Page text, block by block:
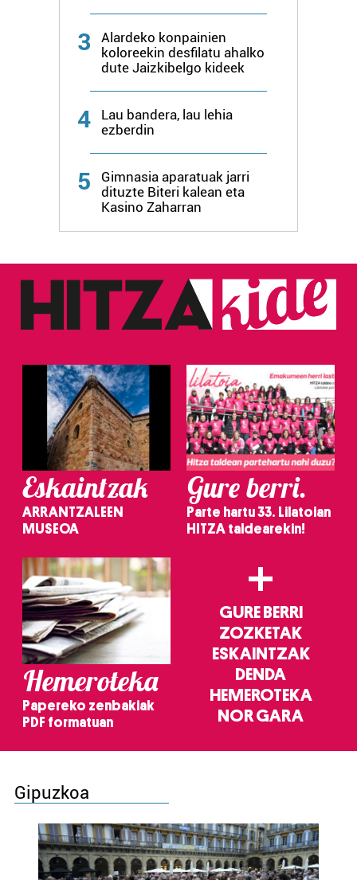
3
Alardeko konpainien
koloreekin desfilatu ahalko
dute Jaizkibelgo kideek
4
Lau bandera, lau lehia
ezberdin
5
Gimnasia aparatuak jarri
dituzte Biteri kalean eta
Kasino Zaharran
Eskaintzak
ARRANTZALEEN
MUSEOA
Gure berri.
Parte hartu 33. Lilatoian
HITZA taldearekin!
Hemeroteka
Papereko zenbakiak
PDF formatuan
+
GURE BERRI
ZOZKETAK
ESKAINTZAK
DENDA
HEMEROTEKA
NOR GARA
Gipuzkoa